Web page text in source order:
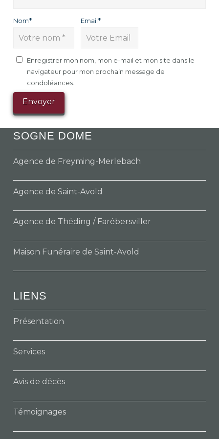
Nom* Email*
Enregistrer mon nom, mon e-mail et mon site dans le
navigateur pour mon prochain message de
condoléances.
SOGNE DOME
Agence de Freyming-Merlebach
Agence de Saint-Avold
Agence de Théding / Farébersviller
Maison Funéraire de Saint-Avold
LIENS
Présentation
Services
Avis de décès
Témoignages